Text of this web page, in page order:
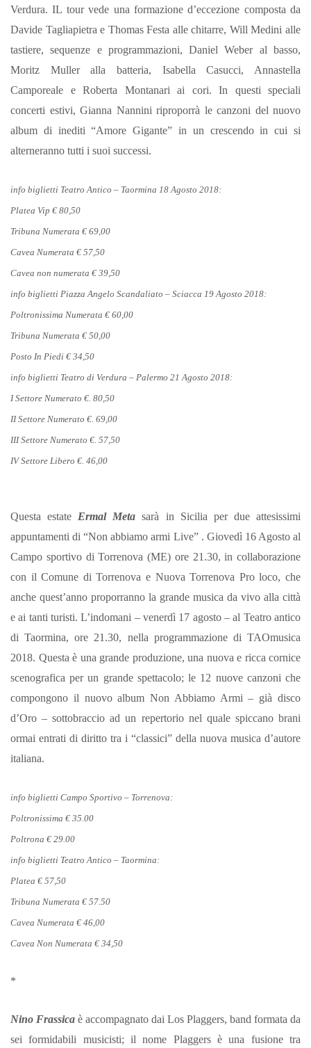
Verdura. IL tour vede una formazione d’eccezione composta da
Davide Tagliapietra e Thomas Festa alle chitarre, Will Medini alle
tastiere, sequenze e programmazioni, Daniel Weber al basso,
Moritz Muller alla batteria, Isabella Casucci, Annastella
Camporeale e Roberta Montanari ai cori. In questi speciali
concerti estivi, Gianna Nannini riproporrà le canzoni del nuovo
album di inediti “Amore Gigante” in un crescendo in cui si
alterneranno tutti i suoi successi.
info biglietti Teatro Antico – Taormina 18 Agosto 2018:
Platea Vip € 80,50
Tribuna Numerata € 69,00
Cavea Numerata € 57,50
Cavea non numerata € 39,50
info biglietti Piazza Angelo Scandaliato – Sciacca 19 Agosto 2018:
Poltronissima Numerata € 60,00
Tribuna Numerata € 50,00
Posto In Piedi € 34,50
info biglietti Teatro di Verdura – Palermo 21 Agosto 2018:
I Settore Numerato €. 80,50
II Settore Numerato €. 69,00
III Settore Numerato €. 57,50
IV Settore Libero €. 46,00
Questa estate Ermal Meta sarà in Sicilia per due attesissimi
appuntamenti di “Non abbiamo armi Live” . Giovedì 16 Agosto al
Campo sportivo di Torrenova (ME) ore 21.30, in collaborazione
con il Comune di Torrenova e Nuova Torrenova Pro loco, che
anche quest’anno proporranno la grande musica da vivo alla città
e ai tanti turisti. L’indomani – venerdì 17 agosto – al Teatro antico
di Taormina, ore 21.30, nella programmazione di TAOmusica
2018. Questa è una grande produzione, una nuova e ricca cornice
scenografica per un grande spettacolo; le 12 nuove canzoni che
compongono il nuovo album Non Abbiamo Armi – già disco
d’Oro – sottobraccio ad un repertorio nel quale spiccano brani
ormai entrati di diritto tra i “classici” della nuova musica d’autore
italiana.
info biglietti Campo Sportivo – Torrenova:
Poltronissima € 35.00
Poltrona € 29.00
info biglietti Teatro Antico – Taormina:
Platea € 57,50
Tribuna Numerata € 57.50
Cavea Numerata € 46,00
Cavea Non Numerata € 34,50
*
Nino Frassica è accompagnato dai Los Plaggers, band formata da
sei formidabili musicisti; il nome Plaggers è una fusione tra